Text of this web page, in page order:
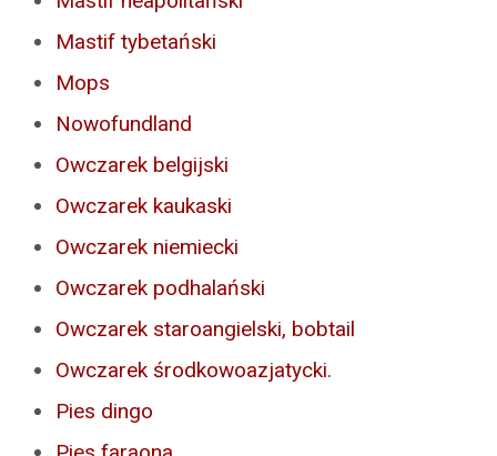
Mastif tybetański
Mops
Nowofundland
Owczarek belgijski
Owczarek kaukaski
Owczarek niemiecki
Owczarek podhalański
Owczarek staroangielski, bobtail
Owczarek środkowoazjatycki.
Pies dingo